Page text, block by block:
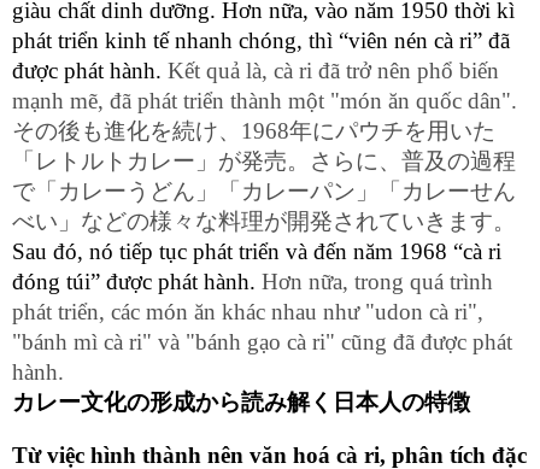
giàu chất dinh dưỡng. Hơn nữa, vào năm 1950 thời kì
phát triển kinh tế nhanh chóng, thì “viên nén cà ri” đã
được phát hành. Kết quả là, cà ri đã trở nên phổ biến
mạnh mẽ, đã phát triển thành một "món ăn quốc dân".
その後も進化を続け、1968年にパウチを用いた
「レトルトカレー」が発売。さらに、普及の過程
で「カレーうどん」「カレーパン」「カレーせん
べい」などの様々な料理が開発されていきます。
Sau đó, nó tiếp tục phát triển và đến năm 1968 “cà ri
đóng túi” được phát hành. Hơn nữa, trong quá trình
phát triển, các món ăn khác nhau như "udon cà ri",
"bánh mì cà ri" và "bánh gạo cà ri" cũng đã được phát
hành.
カレー文化の形成から読み解く日本人の特徴
Từ việc hình thành nên văn hoá cà ri, phân tích đặc